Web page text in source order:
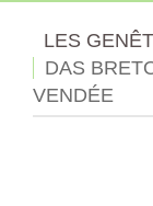
LES
DAS
VENDÉE